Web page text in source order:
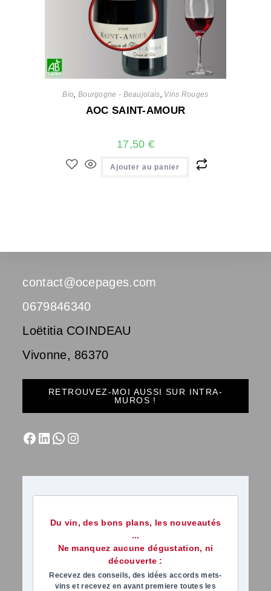
Bio, Bourgogne - Beaujolais, Vins Rouges
AOC SAINT-AMOUR
17,50 €
Ajouter au panier
contact@ocepages.com
0679846340
Loëtitia COINDEAU
Vivonne, 86370
RETROUVEZ-MOI AUSSI SUR INTRA-
MUROS !
Du vin, des bons plans, les nouveautés
...
Ne manquez aucune dégustation, ni
découverte :
Recevez des conseils, des idées accords mets-
vins et recevez en avant premiere toutes les